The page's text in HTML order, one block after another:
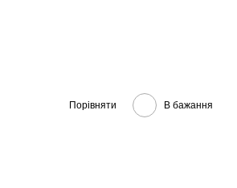
Порівняти В бажання